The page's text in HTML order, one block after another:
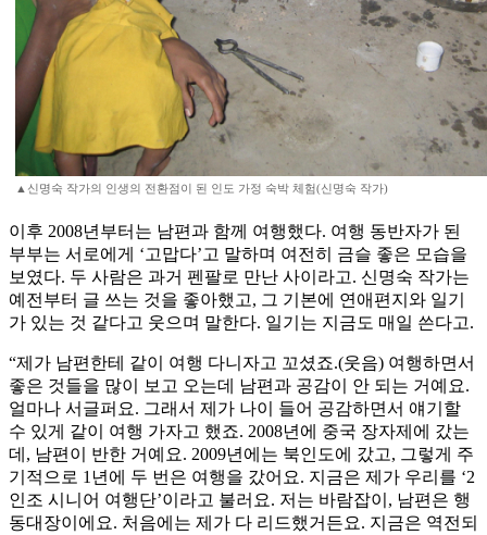
▲신명숙 작가의 인생의 전환점이 된 인도 가정 숙박 체험(신명숙 작가)
이후 2008년부터는 남편과 함께 여행했다. 여행 동반자가 된
부부는 서로에게 ‘고맙다’고 말하며 여전히 금슬 좋은 모습을
보였다. 두 사람은 과거 펜팔로 만난 사이라고. 신명숙 작가는
예전부터 글 쓰는 것을 좋아했고, 그 기본에 연애편지와 일기
가 있는 것 같다고 웃으며 말한다. 일기는 지금도 매일 쓴다고.
“제가 남편한테 같이 여행 다니자고 꼬셨죠.(웃음) 여행하면서
좋은 것들을 많이 보고 오는데 남편과 공감이 안 되는 거예요.
얼마나 서글퍼요. 그래서 제가 나이 들어 공감하면서 얘기할
수 있게 같이 여행 가자고 했죠. 2008년에 중국 장자제에 갔는
데, 남편이 반한 거예요. 2009년에는 북인도에 갔고, 그렇게 주
기적으로 1년에 두 번은 여행을 갔어요. 지금은 제가 우리를 ‘2
인조 시니어 여행단’이라고 불러요. 저는 바람잡이, 남편은 행
동대장이에요. 처음에는 제가 다 리드했거든요. 지금은 역전되